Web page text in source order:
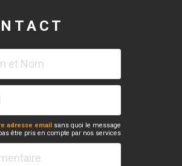
adresse email sans quoi le message
être pris en compte par nos services